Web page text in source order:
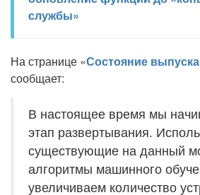
службы»
На странице «Состояние выпуска
сообщает:
В настоящее время мы
этап развертывания.
существующие на данный
алгоритмы машинного
увеличиваем количество